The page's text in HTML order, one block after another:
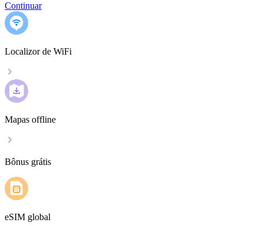
Continuar
Localizor de WiFi
Mapas offline
Bônus grátis
eSIM global